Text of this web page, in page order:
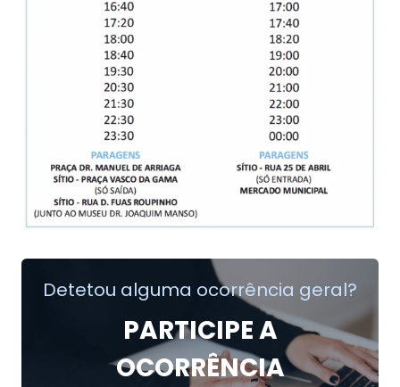
Detetou alguma ocorrência geral?
PARTICIPE A
OCORRÊNCIA